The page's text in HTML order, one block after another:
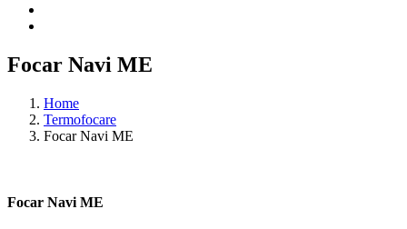
Focar Navi ME
Home
Termofocare
Focar Navi ME
Focar Navi ME